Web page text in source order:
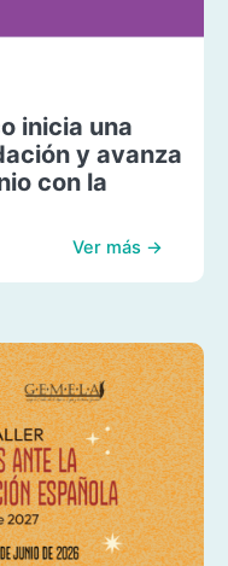
inicia una
y avanza
con la
Ver más →